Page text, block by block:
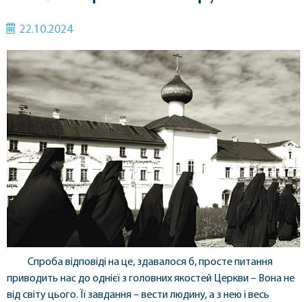
22.10.2024
Спроба відповіді на це, здавалося б, просте питання
приводить нас до однієї з головних якостей Церкви – Вона не
від світу цього. Її завдання – вести людину, а з нею і весь